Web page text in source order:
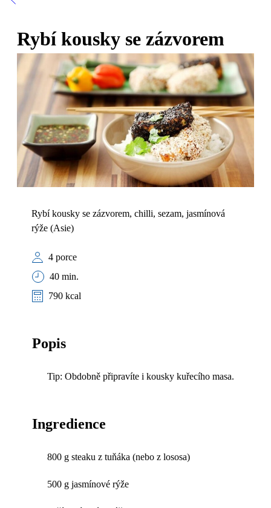
Rybí kousky se zázvorem
Rybí kousky se zázvorem, chilli, sezam, jasmínová
rýže (Asie)
4 porce
40 min.
790 kcal
Popis
Tip: Obdobně připravíte i kousky kuřecího masa.
Ingredience
800 g steaku z tuňáka (nebo z lososa)
500 g jasmínové rýže